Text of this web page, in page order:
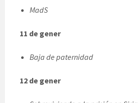
MadS
11 de gener
Baja de paternidad
12 de gener